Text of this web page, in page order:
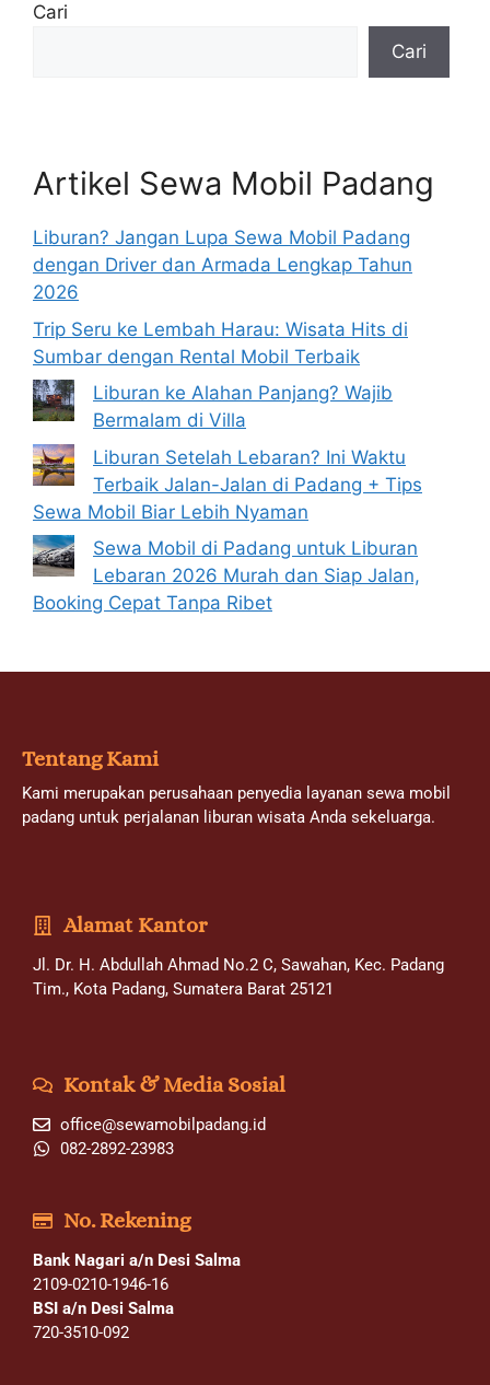
Cari
Cari
Artikel Sewa Mobil Padang
Liburan? Jangan Lupa Sewa Mobil Padang
dengan Driver dan Armada Lengkap Tahun
2026
Trip Seru ke Lembah Harau: Wisata Hits di
Sumbar dengan Rental Mobil Terbaik
Liburan ke Alahan Panjang? Wajib
Bermalam di Villa
Liburan Setelah Lebaran? Ini Waktu
Terbaik Jalan-Jalan di Padang + Tips
Sewa Mobil Biar Lebih Nyaman
Sewa Mobil di Padang untuk Liburan
Lebaran 2026 Murah dan Siap Jalan,
Booking Cepat Tanpa Ribet
Tentang Kami
Kami merupakan perusahaan penyedia layanan sewa mobil
padang untuk perjalanan liburan wisata Anda sekeluarga.
Alamat Kantor
Jl. Dr. H. Abdullah Ahmad No.2 C, Sawahan, Kec. Padang
Tim., Kota Padang, Sumatera Barat 25121
Kontak & Media Sosial
office@sewamobilpadang.id
082-2892-23983
No. Rekening
Bank Nagari a/n Desi Salma
2109-0210-1946-16
BSI a/n Desi Salma
720-3510-092